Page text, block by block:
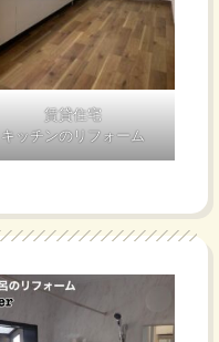
賃貸住宅
キッチンのリフォーム